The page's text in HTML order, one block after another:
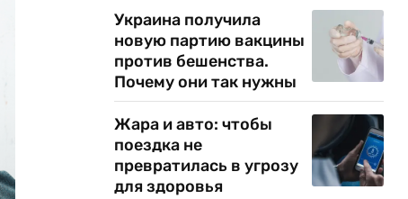
Украина получила
новую партию вакцины
против бешенства.
Почему они так нужны
Жара и авто: чтобы
поездка не
превратилась в угрозу
для здоровья